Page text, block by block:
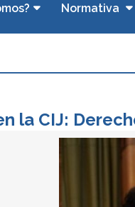
Normativa
la CIJ: